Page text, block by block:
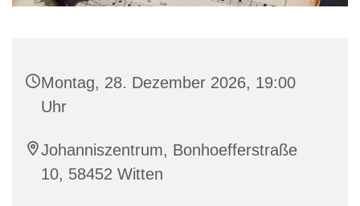
Montag, 28. Dezember 2026, 19:00
Uhr
Johanniszentrum, Bonhoefferstraße
10, 58452 Witten